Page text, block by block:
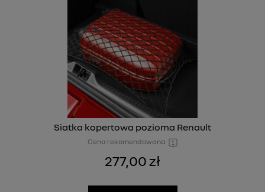
Siatka kopertowa pozioma Renault
Cena rekomendowana
277,00 zł